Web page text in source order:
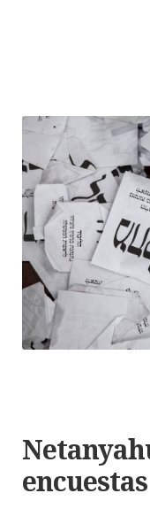
encuestas